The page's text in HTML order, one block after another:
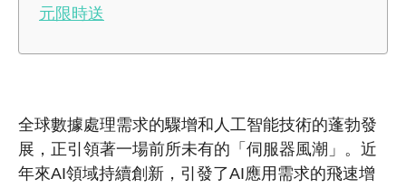
元限時送
全球數據處理需求的驟增和人工智能技術的蓬勃發
展，正引領著一場前所未有的「伺服器風潮」。近
年來AI領域持續創新，引發了AI應用需求的飛速增